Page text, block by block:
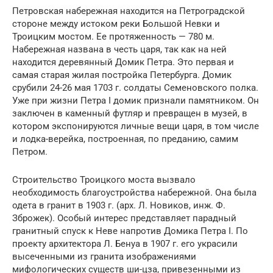
Петровская набережная находится на Петроградской
стороне между истоком реки Большой Невки и
Троицким мостом. Ее протяженность — 780 м.
Набережная названа в честь царя, так как на ней
находится деревянный Домик Петра. Это первая и
самая старая жилая постройка Петербурга. Домик
срубили 24-26 мая 1703 г. солдаты Семеновского полка.
Уже при жизни Петра I домик признали памятником. Он
заключен в каменный футляр и превращен в музей, в
котором экспонируются личные вещи царя, в том числе
и лодка-верейка, построенная, по преданию, самим
Петром.
Строительство Троицкого моста вызвало
необходимость благоустройства набережной. Она была
одета в гранит в 1903 г. (арх. Л. Новиков, инж. Ф.
Зброжек). Особый интерес представляет парадный
гранитный спуск к Неве напротив Домика Петра I. По
проекту архитектора Л. Бенуа в 1907 г. его украсили
высеченными из гранита изображениями
мифологических существ ши-цза, привезенными из